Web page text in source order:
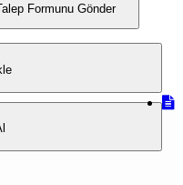
Formunu Gönder